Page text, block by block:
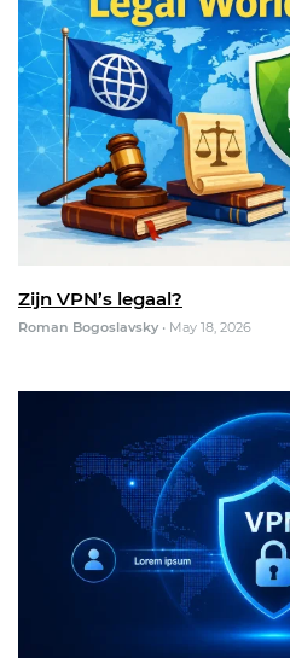
Zijn VPN’s legaal?
Roman Bogoslavsky • May 18, 2026